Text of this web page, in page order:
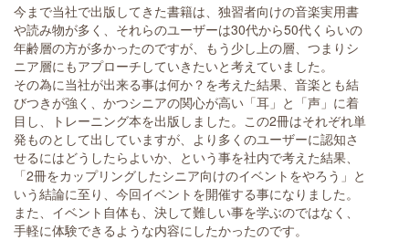
今まで当社で出版してきた書籍は、独習者向けの音楽実用書
や読み物が多く、それらのユーザーは30代から50代くらいの
年齢層の方が多かったのですが、もう少し上の層、つまりシ
ニア層にもアプローチしていきたいと考えていました。
その為に当社が出来る事は何か？を考えた結果、音楽とも結
びつきが強く、かつシニアの関心が高い「耳」と「声」に着
目し、トレーニング本を出版しました。この2冊はそれぞれ単
発ものとして出していますが、より多くのユーザーに認知さ
せるにはどうしたらよいか、という事を社内で考えた結果、
「2冊をカップリングしたシニア向けのイベントをやろう」と
いう結論に至り、今回イベントを開催する事になりました。
また、イベント自体も、決して難しい事を学ぶのではなく、
手軽に体験できるような内容にしたかったのです。